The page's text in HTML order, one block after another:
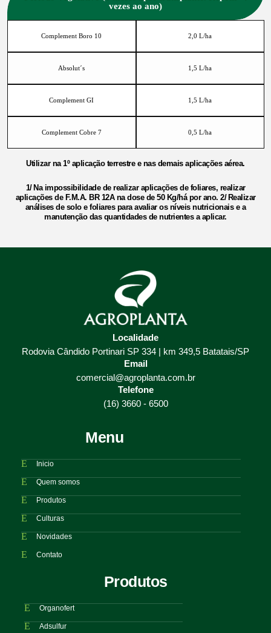
vezes ao ano)
Complement Boro 10 2,0 L/ha
Absolut´s 1,5 L/ha
Complement GI 1,5 L/ha
Complement Cobre 7 0,5 L/ha
Utilizar na 1º aplicação terrestre e nas demais aplicações aérea.
1/ Na impossibilidade de realizar aplicações de foliares, realizar
aplicações de F.M.A. BR 12A na dose de 50 Kg/há por ano. 2/ Realizar
análises de solo e foliares para avaliar os níveis nutricionais e a
manutenção das quantidades de nutrientes a aplicar.
Localidade
Rodovia Cândido Portinari SP 334 | km 349,5 Batatais/SP
Email
comercial@agroplanta.com.br
Telefone
(16) 3660 - 6500
Menu
Inicio
Quem somos
Produtos
Culturas
Novidades
Contato
Produtos
Organofert
Adsulfur